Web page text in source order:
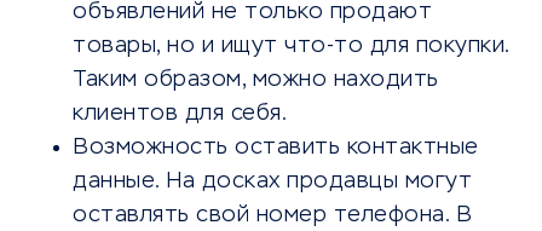
объявлений не только продают
товары, но и ищут что-то для покупки.
Таким образом, можно находить
клиентов для себя.
Возможность оставить контактные
данные. На досках продавцы могут
оставлять свой номер телефона. В